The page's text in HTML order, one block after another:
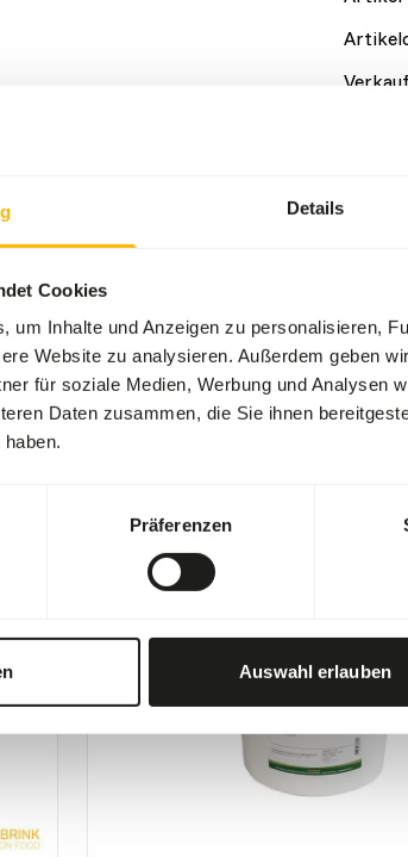
Details
Cookies
um Inhalte und Anzeigen zu personalisieren,
Website zu analysieren. Außerdem geben
für soziale Medien, Werbung und Analysen
Daten zusammen, die Sie ihnen
Präferenzen
Auswahl erlauben